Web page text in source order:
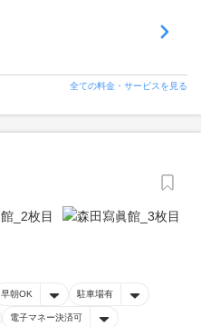
全ての料金・サービスを見る
早朝OK 駐車場有
電子マネー決済可